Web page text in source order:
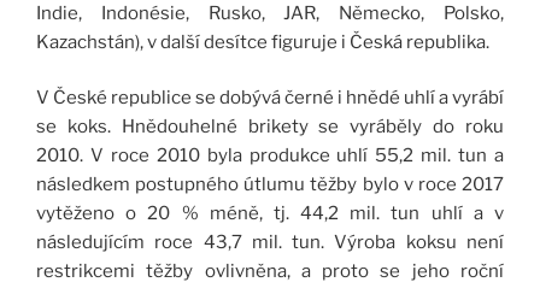
Indie, Indonésie, Rusko, JAR, Německo, Polsko,
Kazachstán), v další desítce figuruje i Česká republika.
V České republice se dobývá černé i hnědé uhlí a vyrábí
se koks. Hnědouhelné brikety se vyráběly do roku
2010. V roce 2010 byla produkce uhlí 55,2 mil. tun a
následkem postupného útlumu těžby bylo v roce 2017
vytěženo o 20 % méně, tj. 44,2 mil. tun uhlí a v
následujícím roce 43,7 mil. tun. Výroba koksu není
restrikcemi těžby ovlivněna, a proto se jeho roční